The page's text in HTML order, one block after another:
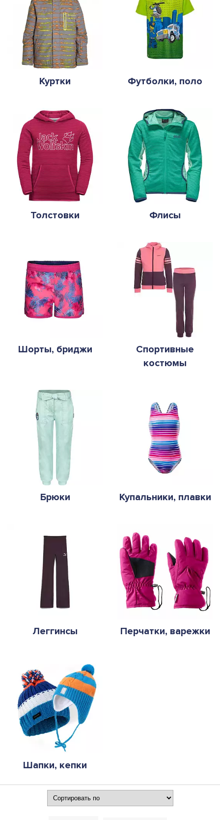
Куртки Футболки, поло
Толстовки Флисы
Шорты, бриджи
Спортивные
костюмы
Брюки Купальники, плавки
Леггинсы Перчатки, варежки
Шапки, кепки